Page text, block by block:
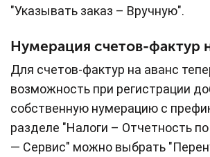
"Указывать заказ – Вручную".
Нумерация счетов-фактур
Для счетов-фактур на аванс
возможность при регистрации
собственную нумерацию с
разделе "Налоги – Отчетность
— Сервис" можно выбрать